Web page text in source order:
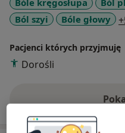
Bóle kręgosłupa Ból
Ból szyi
Bóle głowy
Pacjenci których przyjmuję
Dorośli